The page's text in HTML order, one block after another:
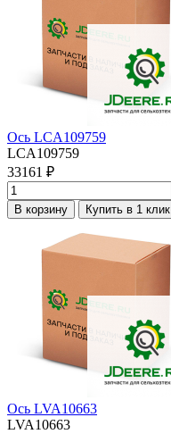
Ось LCA109759
LCA109759
33161 ₽
В корзину Купить в 1 клик
Ось LVA10663
LVA10663